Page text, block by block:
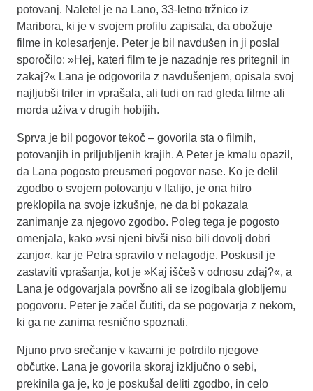
potovanj. Naletel je na Lano, 33-letno tržnico iz
Maribora, ki je v svojem profilu zapisala, da obožuje
filme in kolesarjenje. Peter je bil navdušen in ji poslal
sporočilo: »Hej, kateri film te je nazadnje res pritegnil in
zakaj?« Lana je odgovorila z navdušenjem, opisala svoj
najljubši triler in vprašala, ali tudi on rad gleda filme ali
morda uživa v drugih hobijih.
Sprva je bil pogovor tekoč – govorila sta o filmih,
potovanjih in priljubljenih krajih. A Peter je kmalu opazil,
da Lana pogosto preusmeri pogovor nase. Ko je delil
zgodbo o svojem potovanju v Italijo, je ona hitro
preklopila na svoje izkušnje, ne da bi pokazala
zanimanje za njegovo zgodbo. Poleg tega je pogosto
omenjala, kako »vsi njeni bivši niso bili dovolj dobri
zanjo«, kar je Petra spravilo v nelagodje. Poskusil je
zastaviti vprašanja, kot je »Kaj iščeš v odnosu zdaj?«, a
Lana je odgovarjala površno ali se izogibala globljemu
pogovoru. Peter je začel čutiti, da se pogovarja z nekom,
ki ga ne zanima resnično spoznati.
Njuno prvo srečanje v kavarni je potrdilo njegove
občutke. Lana je govorila skoraj izključno o sebi,
prekinila ga je, ko je poskušal deliti zgodbo, in celo